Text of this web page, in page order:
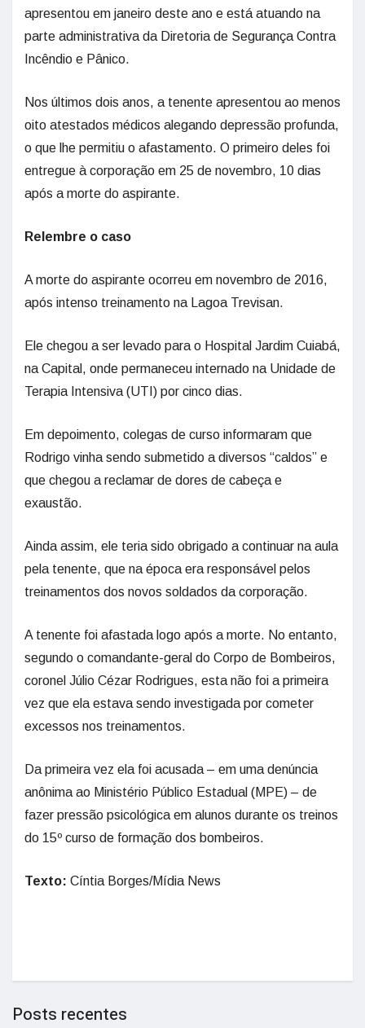
apresentou em janeiro deste ano e está atuando na
parte administrativa da Diretoria de Segurança Contra
Incêndio e Pânico.
Nos últimos dois anos, a tenente apresentou ao menos
oito atestados médicos alegando depressão profunda,
o que lhe permitiu o afastamento. O primeiro deles foi
entregue à corporação em 25 de novembro, 10 dias
após a morte do aspirante.
Relembre o caso
A morte do aspirante ocorreu em novembro de 2016,
após intenso treinamento na Lagoa Trevisan.
Ele chegou a ser levado para o Hospital Jardim Cuiabá,
na Capital, onde permaneceu internado na Unidade de
Terapia Intensiva (UTI) por cinco dias.
Em depoimento, colegas de curso informaram que
Rodrigo vinha sendo submetido a diversos “caldos” e
que chegou a reclamar de dores de cabeça e
exaustão.
Ainda assim, ele teria sido obrigado a continuar na aula
pela tenente, que na época era responsável pelos
treinamentos dos novos soldados da corporação.
A tenente foi afastada logo após a morte. No entanto,
segundo o comandante-geral do Corpo de Bombeiros,
coronel Júlio Cézar Rodrigues, esta não foi a primeira
vez que ela estava sendo investigada por cometer
excessos nos treinamentos.
Da primeira vez ela foi acusada – em uma denúncia
anônima ao Ministério Público Estadual (MPE) – de
fazer pressão psicológica em alunos durante os treinos
do 15º curso de formação dos bombeiros.
Texto: Cíntia Borges/Mídia News
Posts recentes